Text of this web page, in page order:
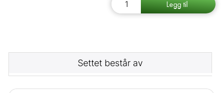
Settet består av